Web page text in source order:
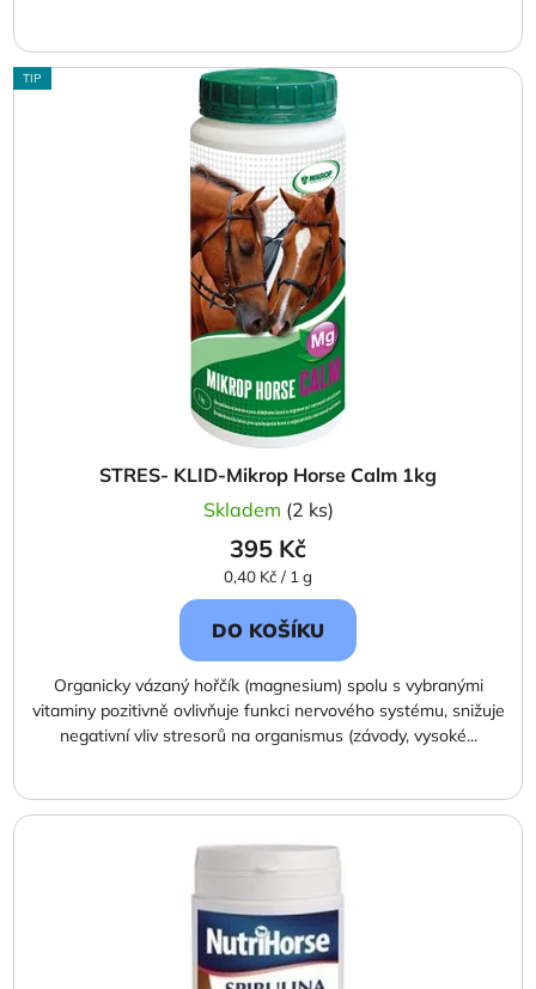
TIP
STRES- KLID-Mikrop Horse Calm 1kg
Skladem (2 ks)
395 Kč
Měrná
cena:
0,40 Kč / 1 g
DO KOŠÍKU
Organicky vázaný hořčík (magnesium) spolu s vybranými
vitaminy pozitivně ovlivňuje funkci nervového systému, snižuje
negativní vliv stresorů na organismus (závody, vysoké...